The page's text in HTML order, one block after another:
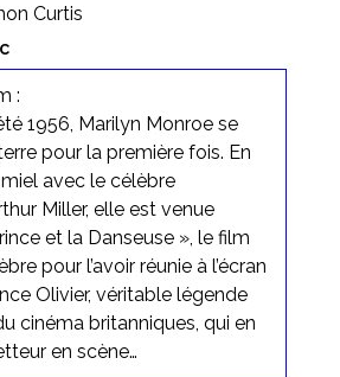
Curtis
:
1956, Marilyn Monroe se
pour la première fois. En
avec le célèbre
Miller, elle est venue
et la Danseuse », le film
pour l’avoir réunie à l’écran
Olivier, véritable légende
cinéma britanniques, qui en
en scène…